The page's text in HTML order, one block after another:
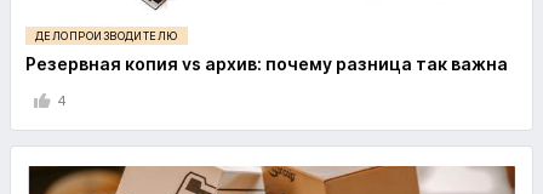
ДЕЛОПРОИЗВОДИТЕЛЮ
Резервная копия vs архив: почему разница так важна
4